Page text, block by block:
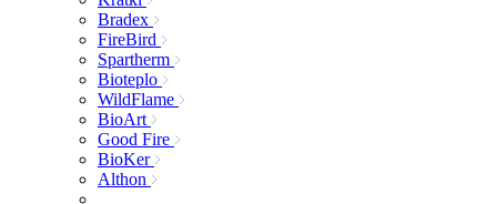
Bradex
FireBird
Spartherm
Bioteplo
WildFlame
BioArt
Good Fire
BioKer
Althon